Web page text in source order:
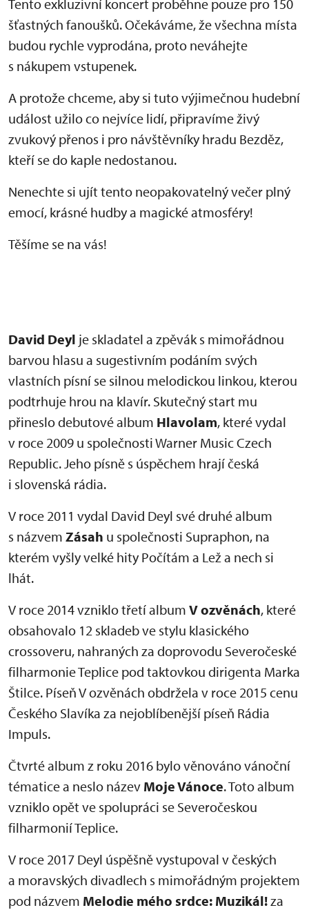
Tento exkluzivní koncert proběhne pouze pro 150
šťastných fanoušků. Očekáváme, že všechna místa
budou rychle vyprodána, proto neváhejte
s nákupem vstupenek.
A protože chceme, aby si tuto výjimečnou hudební
událost užilo co nejvíce lidí, připravíme živý
zvukový přenos i pro návštěvníky hradu Bezděz,
kteří se do kaple nedostanou.
Nenechte si ujít tento neopakovatelný večer plný
emocí, krásné hudby a magické atmosféry!
Těšíme se na vás!
David Deyl je skladatel a zpěvák s mimořádnou
barvou hlasu a sugestivním podáním svých
vlastních písní se silnou melodickou linkou, kterou
podtrhuje hrou na klavír. Skutečný start mu
přineslo debutové album Hlavolam, které vydal
v roce 2009 u společnosti Warner Music Czech
Republic. Jeho písně s úspěchem hrají česká
i slovenská rádia.
V roce 2011 vydal David Deyl své druhé album
s názvem Zásah u společnosti Supraphon, na
kterém vyšly velké hity Počítám a Lež a nech si
lhát.
V roce 2014 vzniklo třetí album V ozvěnách, které
obsahovalo 12 skladeb ve stylu klasického
crossoveru, nahraných za doprovodu Severočeské
filharmonie Teplice pod taktovkou dirigenta Marka
Štilce. Píseň V ozvěnách obdržela v roce 2015 cenu
Českého Slavíka za nejoblíbenější píseň Rádia
Impuls.
Čtvrté album z roku 2016 bylo věnováno vánoční
tématice a neslo název Moje Vánoce. Toto album
vzniklo opět ve spolupráci se Severočeskou
filharmonií Teplice.
V roce 2017 Deyl úspěšně vystupoval v českých
a moravských divadlech s mimořádným projektem
pod názvem Melodie mého srdce: Muzikál!za